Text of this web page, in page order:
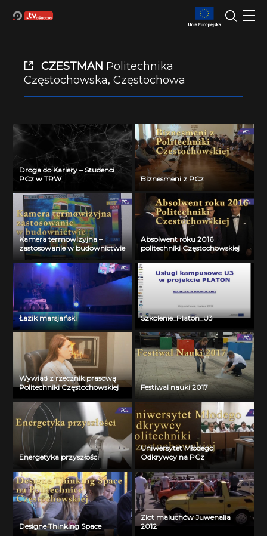
CZESTMAN Politechnika
Częstochowska, Częstochowa
Droga do Kariery – Studenci
PCz w TRW
Biznesmeni z PCz
Kamera termowizyjna –
zastosowanie w budownictwie
Absolwent roku 2016
politechniki Częstochowskiej
Łazik marsjański Szkolenie_Platon_U3
Wywiad z rzecznik prasową
Politechniki Częstochowskiej
Festiwal nauki 2017
Energetyka przyszłości
Uniwersytet Młodego
Odkrywcy na PCz
Designe Thinking Space
Zlot maluchów Juwenalia
2012